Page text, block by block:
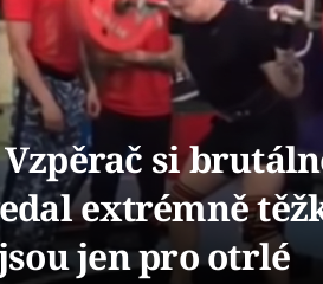
Vzpěrač si
extrémně
jen pro otrlé